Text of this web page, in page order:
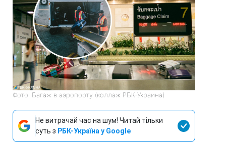
Фото: Багаж в аэропорту (коллаж РБК-Украина)
Не витрачай час на шум! Читай тільки
суть з РБК-Україна у Google